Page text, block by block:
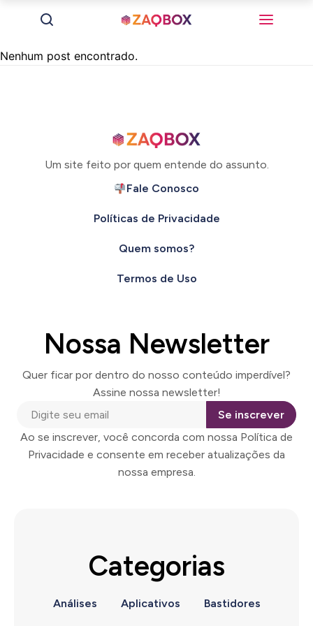
Nenhum post encontrado.
Um site feito por quem entende do assunto.
Fale Conosco
Políticas de Privacidade
Quem somos?
Termos de Uso
Nossa Newsletter
Quer ficar por dentro do nosso conteúdo imperdível?
Assine nossa newsletter!
Se inscrever
Ao se inscrever, você concorda com nossa Política de
Privacidade e consente em receber atualizações da
nossa empresa.
Categorias
Análises Aplicativos Bastidores